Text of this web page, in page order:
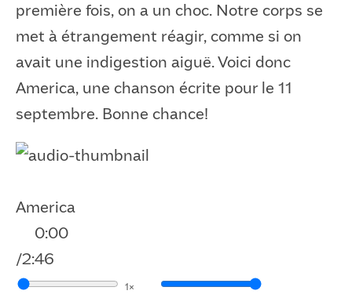
première fois, on a un choc. Notre corps se
met à étrangement réagir, comme si on
avait une indigestion aiguë. Voici donc
America, une chanson écrite pour le 11
septembre. Bonne chance!
America
0:00
/2:46
1×